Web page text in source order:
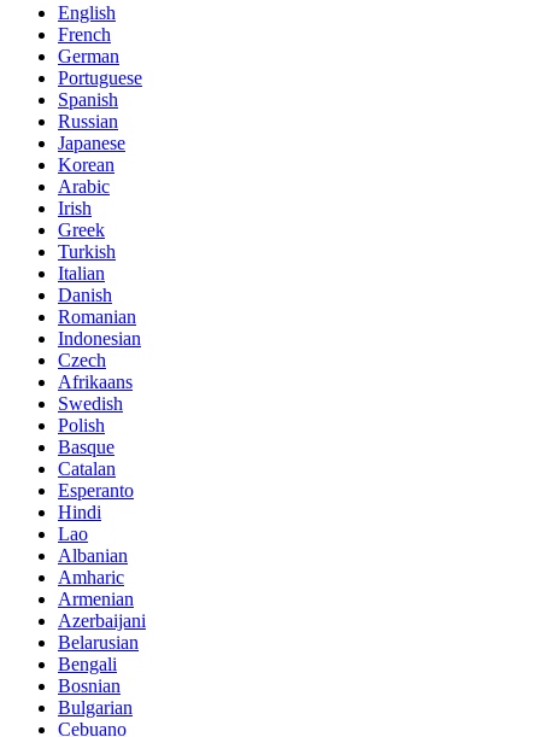
English
French
German
Portuguese
Spanish
Russian
Japanese
Korean
Arabic
Irish
Greek
Turkish
Italian
Danish
Romanian
Indonesian
Czech
Afrikaans
Swedish
Polish
Basque
Catalan
Esperanto
Hindi
Lao
Albanian
Amharic
Armenian
Azerbaijani
Belarusian
Bengali
Bosnian
Bulgarian
Cebuano